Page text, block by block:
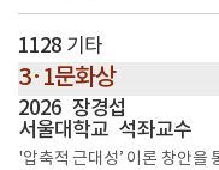
1128 기타
3·1문화상
2026 장경섭
서울대학교 석좌교수
'압축적 근대성’ 이론 창안을